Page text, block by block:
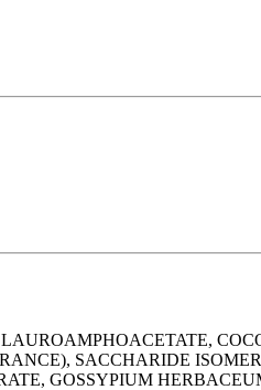
SACCHARIDE
GOSSYPIUM